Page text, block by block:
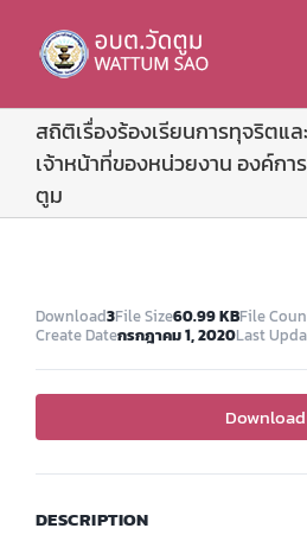
content
สถิติเรื่องร้องเรียนการทุจริตแ
เจ้าหน้าที่ของหน่วยงาน องค์ก
ตูม
Download3File Size60.99 KBFile
Create Dateกรกฎาคม 1, 2020Last
Download
DESCRIPTION